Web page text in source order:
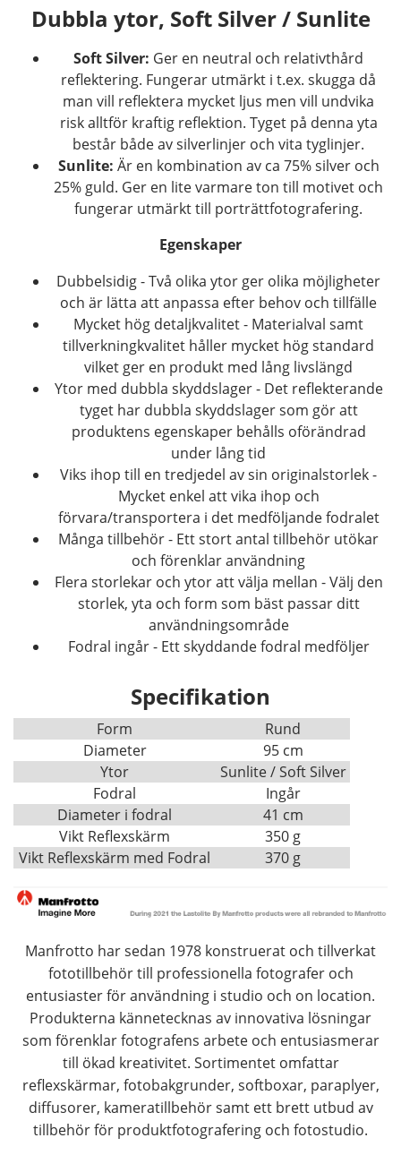
Dubbla ytor, Soft Silver / Sunlite
Soft Silver: Ger en neutral och relativthård
reflektering. Fungerar utmärkt i t.ex. skugga då
man vill reflektera mycket ljus men vill undvika
risk alltför kraftig reflektion. Tyget på denna yta
består både av silverlinjer och vita tyglinjer.
Sunlite: Är en kombination av ca 75% silver och
25% guld. Ger en lite varmare ton till motivet och
fungerar utmärkt till porträttfotografering.
Egenskaper
Dubbelsidig - Två olika ytor ger olika möjligheter
och är lätta att anpassa efter behov och tillfälle
Mycket hög detaljkvalitet - Materialval samt
tillverkningkvalitet håller mycket hög standard
vilket ger en produkt med lång livslängd
Ytor med dubbla skyddslager - Det reflekterande
tyget har dubbla skyddslager som gör att
produktens egenskaper behålls oförändrad
under lång tid
Viks ihop till en tredjedel av sin originalstorlek -
Mycket enkel att vika ihop och
förvara/transportera i det medföljande fodralet
Många tillbehör - Ett stort antal tillbehör utökar
och förenklar användning
Flera storlekar och ytor att välja mellan - Välj den
storlek, yta och form som bäst passar ditt
användningsområde
Fodral ingår - Ett skyddande fodral medföljer
Specifikation
Form
Rund
Diameter
95 cm
Ytor
Sunlite / Soft Silver
Fodral
Ingår
Diameter i fodral
41 cm
Vikt Reflexskärm
350 g
Vikt Reflexskärm med Fodral
370 g
Manfrotto har sedan 1978 konstruerat och tillverkat
fototillbehör till professionella fotografer och
entusiaster för användning i studio och on location.
Produkterna kännetecknas av innovativa lösningar
som förenklar fotografens arbete och entusiasmerar
till ökad kreativitet. Sortimentet omfattar
reflexskärmar, fotobakgrunder, softboxar, paraplyer,
diffusorer, kameratillbehör samt ett brett utbud av
tillbehör för produktfotografering och fotostudio.